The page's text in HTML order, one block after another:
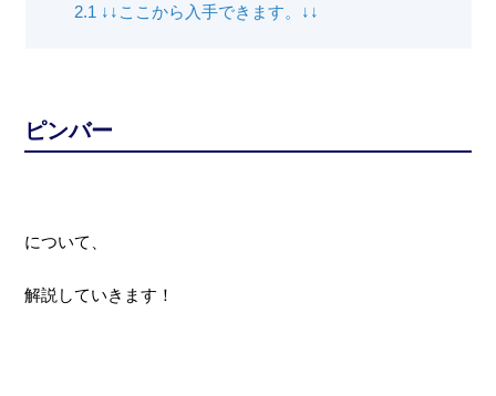
2.1 ↓↓ここから入手できます。↓↓
ピンバー
について、
解説していきます！